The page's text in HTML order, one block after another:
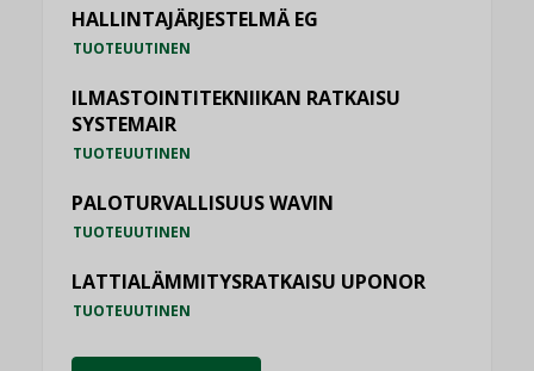
HALLINTAJÄRJESTELMÄ EG
TUOTEUUTINEN
ILMASTOINTITEKNIIKAN RATKAISU
SYSTEMAIR
TUOTEUUTINEN
PALOTURVALLISUUS WAVIN
TUOTEUUTINEN
LATTIALÄMMITYSRATKAISU UPONOR
TUOTEUUTINEN